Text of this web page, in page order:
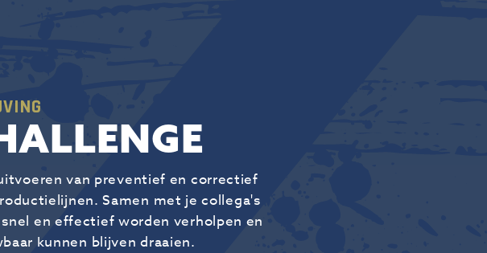
van preventief en correctief
Samen met je collega's
en effectief worden verholpen en
kunnen blijven draaien.